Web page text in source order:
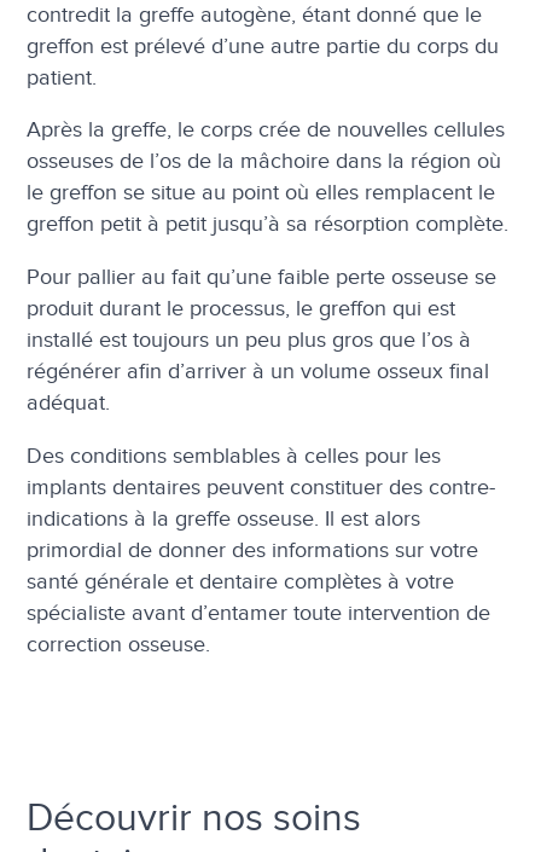
contredit la greffe autogène, étant donné que le
greffon est prélevé d’une autre partie du corps du
patient.
Après la greffe, le corps crée de nouvelles cellules
osseuses de l’os de la mâchoire dans la région où
le greffon se situe au point où elles remplacent le
greffon petit à petit jusqu’à sa résorption complète.
Pour pallier au fait qu’une faible perte osseuse se
produit durant le processus, le greffon qui est
installé est toujours un peu plus gros que l’os à
régénérer afin d’arriver à un volume osseux final
adéquat.
Des conditions semblables à celles pour les
implants dentaires peuvent constituer des contre-
indications à la greffe osseuse. Il est alors
primordial de donner des informations sur votre
santé générale et dentaire complètes à votre
spécialiste avant d’entamer toute intervention de
correction osseuse.
Découvrir nos soins